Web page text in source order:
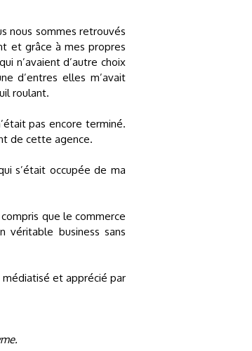
nous sommes retrouvés
et grâce à mes propres
n’avaient d’autre choix
d’entres elles m’avait
roulant.
pas encore terminé.
de cette agence.
s’était occupée de ma
que le commerce
véritable business sans
médiatisé et apprécié par